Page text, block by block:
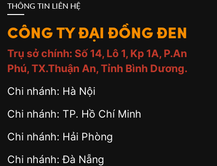
THÔNG TIN LIÊN HỆ
CÔNG TY ĐẠI ĐỒNG ĐEN
Trụ sở chính: Số 14, Lô 1, Kp 1A, P.An
Phú, TX.Thuận An, Tỉnh Bình Dương.
Chi nhánh: Hà Nội
Chi nhánh: TP. Hồ Chí Minh
Chi nhánh: Hải Phòng
Chi nhánh: Đà Nẵng